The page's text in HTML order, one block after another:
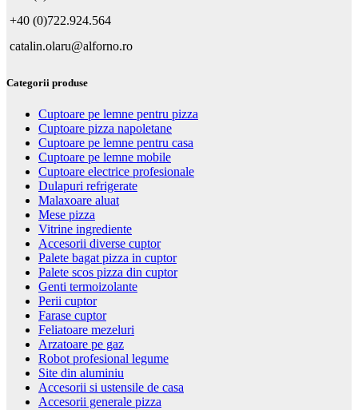
+40 (0)722.924.564
catalin.olaru@alforno.ro
Categorii produse
Cuptoare pe lemne pentru pizza
Cuptoare pizza napoletane
Cuptoare pe lemne pentru casa
Cuptoare pe lemne mobile
Cuptoare electrice profesionale
Dulapuri refrigerate
Malaxoare aluat
Mese pizza
Vitrine ingrediente
Accesorii diverse cuptor
Palete bagat pizza in cuptor
Palete scos pizza din cuptor
Genti termoizolante
Perii cuptor
Farase cuptor
Feliatoare mezeluri
Arzatoare pe gaz
Robot profesional legume
Site din aluminiu
Accesorii si ustensile de casa
Accesorii generale pizza